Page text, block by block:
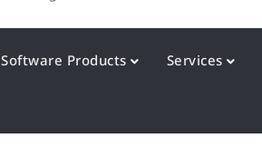
Software Products Services